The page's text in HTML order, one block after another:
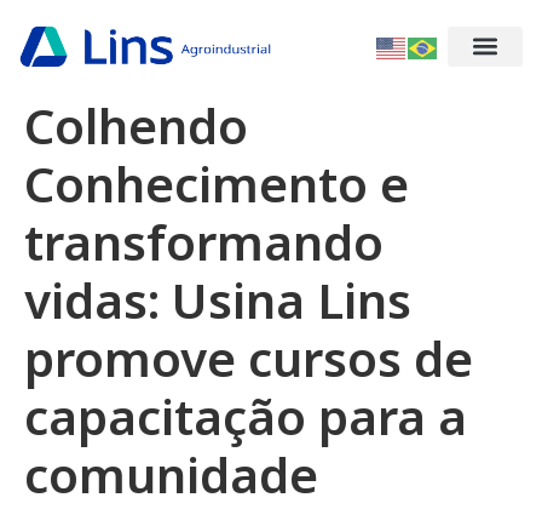
Colhendo
Conhecimento e
transformando
vidas: Usina Lins
promove cursos de
capacitação para a
comunidade